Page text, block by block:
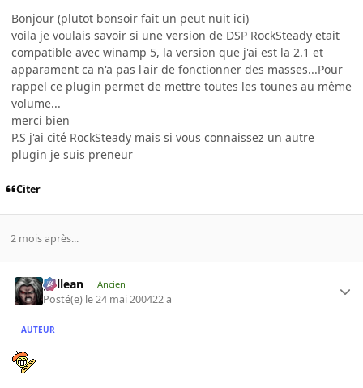
Bonjour (plutot bonsoir fait un peut nuit ici)
voila je voulais savoir si une version de DSP RockSteady etait
compatible avec winamp 5, la version que j'ai est la 2.1 et
apparament ca n'a pas l'air de fonctionner des masses...Pour
rappel ce plugin permet de mettre toutes les tounes au même
volume...
merci bien
P.S j'ai cité RockSteady mais si vous connaissez un autre
plugin je suis preneur
Citer
2 mois après...
gallean Ancien
Posté(e) le 24 mai 200422 a
AUTEUR